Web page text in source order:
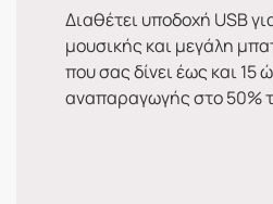
Διαθέτει υποδοχή USB
μουσικής και μεγάλη
που σας δίνει έως και 15
αναπαραγωγής στο 50%